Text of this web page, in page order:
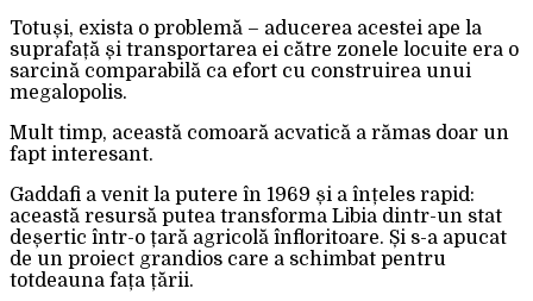
Totuși, exista o problemă – aducerea acestei ape la
suprafață și transportarea ei către zonele locuite era o
sarcină comparabilă ca efort cu construirea unui
megalopolis.
Mult timp, această comoară acvatică a rămas doar un
fapt interesant.
Gaddafi a venit la putere în 1969 și a înțeles rapid:
această resursă putea transforma Libia dintr-un stat
deșertic într-o țară agricolă înfloritoare. Și s-a apucat
de un proiect grandios care a schimbat pentru
totdeauna fața țării.